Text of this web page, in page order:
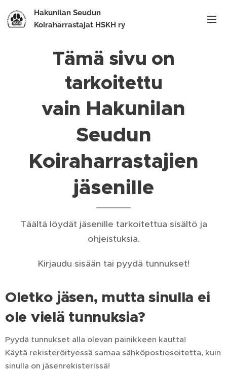
Hakunilan Seudun
Koiraharrastajat HSKH ry
Tämä sivu on
tarkoitettu
vain Hakunilan
Seudun
Koiraharrastajien
jäsenille
Täältä löydät jäsenille tarkoitettua sisältö ja
ohjeistuksia.
Kirjaudu sisään tai pyydä tunnukset!
Oletko jäsen, mutta sinulla ei
ole vielä tunnuksia?
Pyydä tunnukset alla olevan painikkeen kautta!
Käytä rekisteröityessä samaa sähköpostiosoitetta, kuin
sinulla on jäsenrekisterissä!